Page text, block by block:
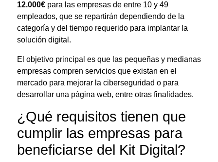
12.000€ para las empresas de entre 10 y 49
empleados, que se repartirán dependiendo de la
categoría y del tiempo requerido para implantar la
solución digital.
El objetivo principal es que las pequeñas y medianas
empresas compren servicios que existan en el
mercado para mejorar la ciberseguridad o para
desarrollar una página web, entre otras finalidades.
¿Qué requisitos tienen que
cumplir las empresas para
beneficiarse del Kit Digital?